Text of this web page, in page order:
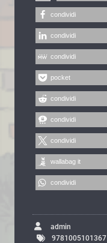
condividi
condividi
condividi
pocket
condividi
condividi
condividi
wallabag it
condividi
admin
9781005101367